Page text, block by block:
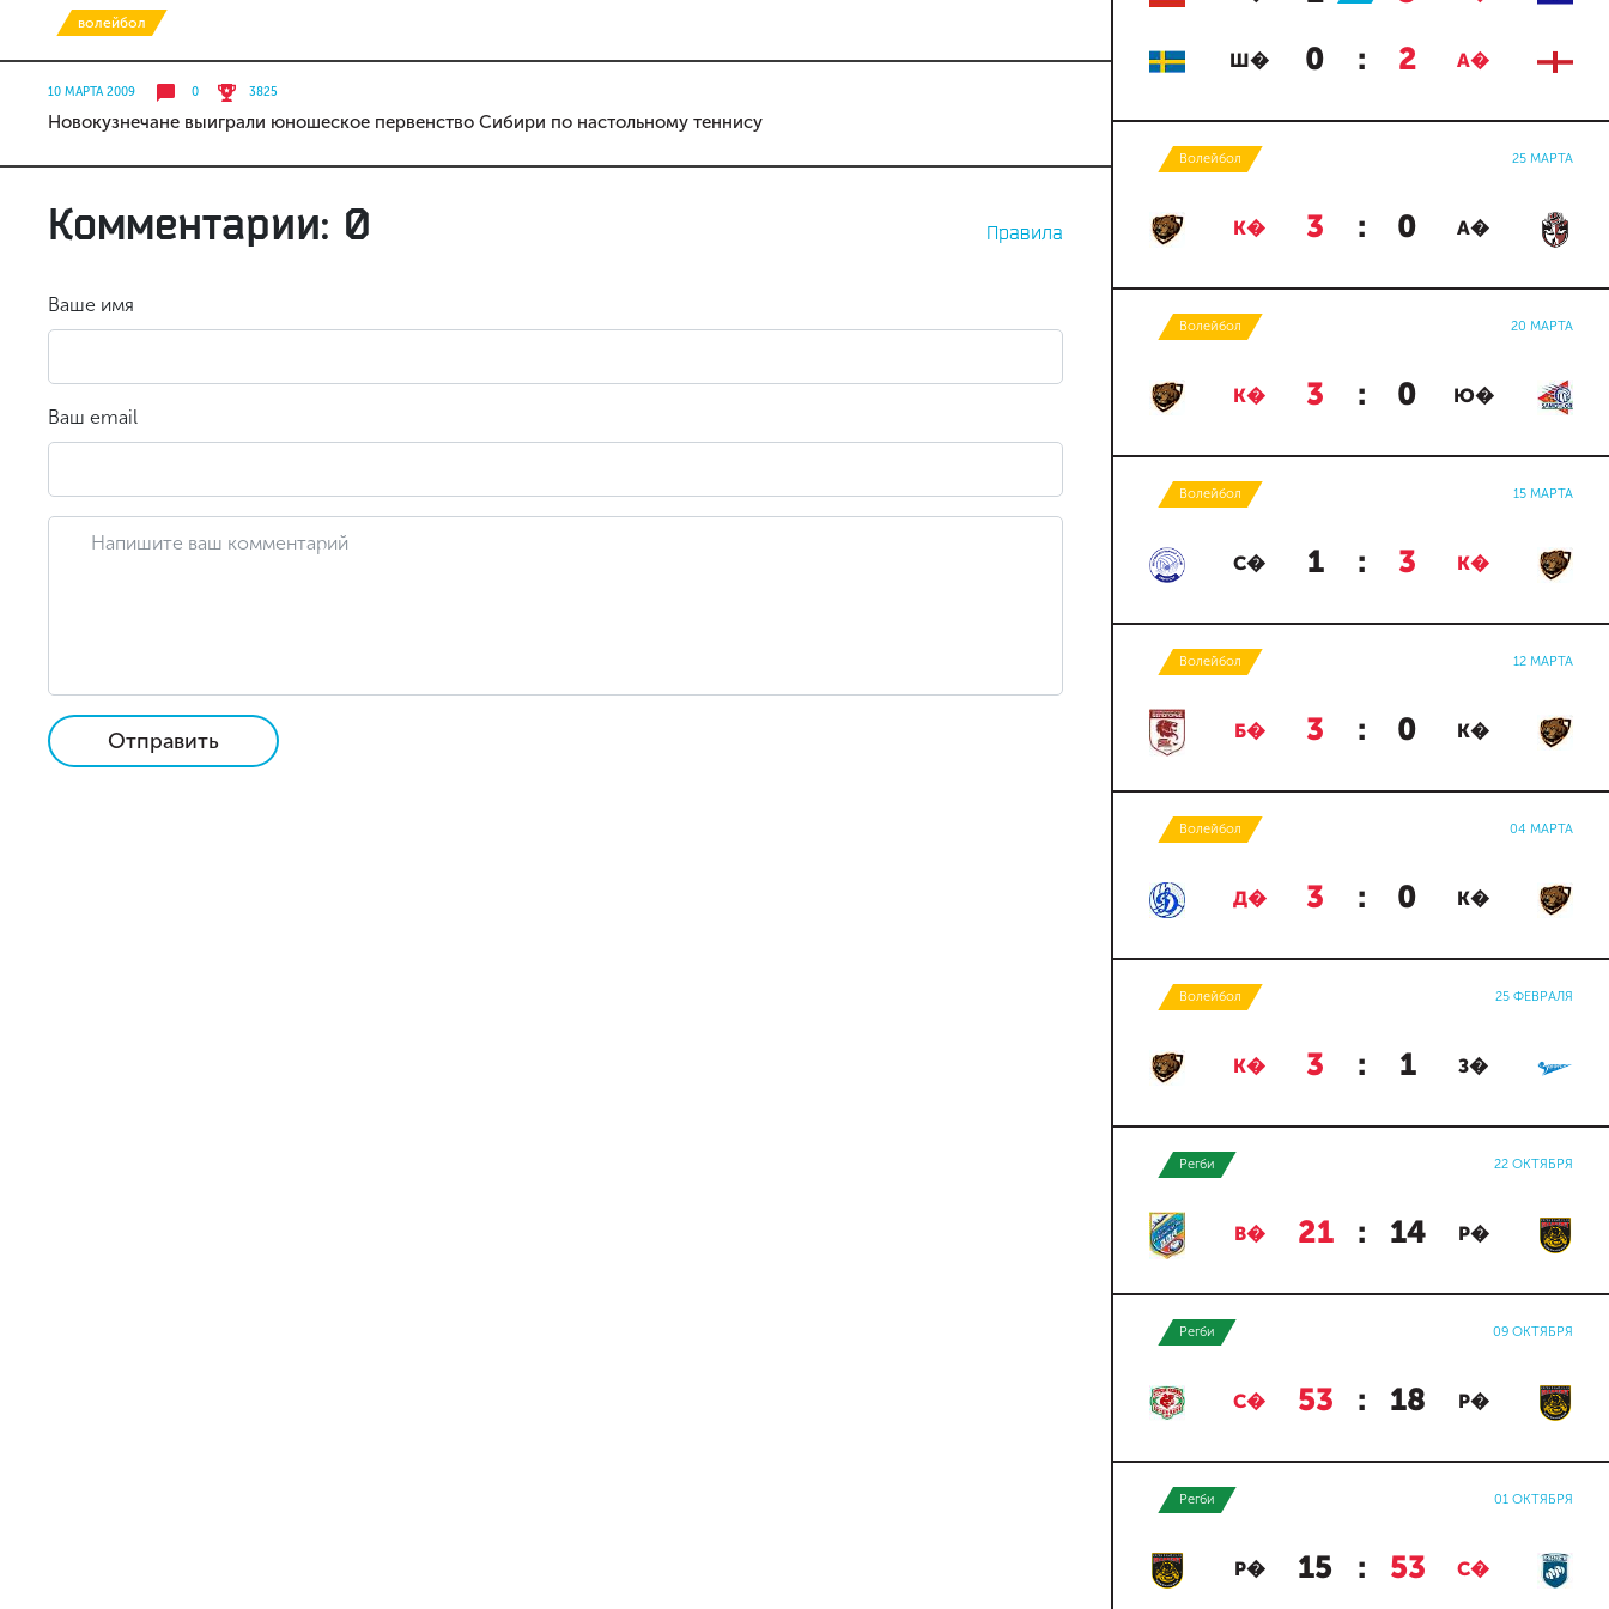
волейбол
10 МАРТА 2009 0 3825
Новокузнечане выиграли юношеское первенство Сибири по настольному теннису
Комментарии: 0 Правила
Ваше имя
Ваш email
Отправить
Ш� 0 : 2 А�
Волейбол 25 МАРТА
К� 3 : 0 А�
Волейбол 20 МАРТА
К� 3 : 0 Ю�
Волейбол 15 МАРТА
С� 1 : 3 К�
Волейбол 12 МАРТА
Б� 3 : 0 К�
Волейбол 04 МАРТА
Д� 3 : 0 К�
Волейбол 25 ФЕВРАЛЯ
К� 3 : 1 З�
Регби 22 ОКТЯБРЯ
В� 21 : 14 Р�
Регби 09 ОКТЯБРЯ
С� 53 : 18 Р�
Регби 01 ОКТЯБРЯ
Р� 15 : 53 С�